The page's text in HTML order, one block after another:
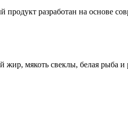
0,85%, влага – 78,5%
разработан на основе
жир, мякоть свеклы, белая рыба